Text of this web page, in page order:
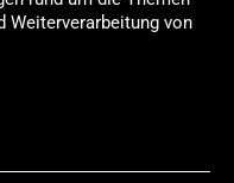
Weiterverarbeitung von